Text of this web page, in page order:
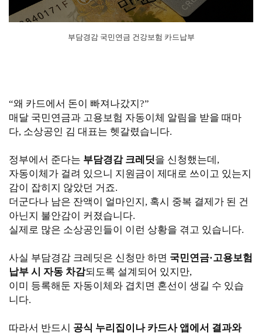
부담경감 국민연금 건강보험 카드납부
“왜 카드에서 돈이 빠져나갔지?”
매달 국민연금과 고용보험 자동이체 알림을 받을 때마
다, 소상공인 김 대표는 헷갈렸습니다.
정부에서 준다는 부담경감 크레딧을 신청했는데,
자동이체가 걸려 있으니 지원금이 제대로 쓰이고 있는지
감이 잡히지 않았던 거죠.
더군다나 남은 잔액이 얼마인지, 혹시 중복 결제가 된 건
아닌지 불안감이 커졌습니다.
실제로 많은 소상공인들이 이런 상황을 겪고 있습니다.
사실 부담경감 크레딧은 신청만 하면 국민연금·고용보험
납부 시 자동 차감되도록 설계되어 있지만,
이미 등록해둔 자동이체와 겹치면 혼선이 생길 수 있습
니다.
따라서 반드시 공식 누리집이나 카드사 앱에서 결과와